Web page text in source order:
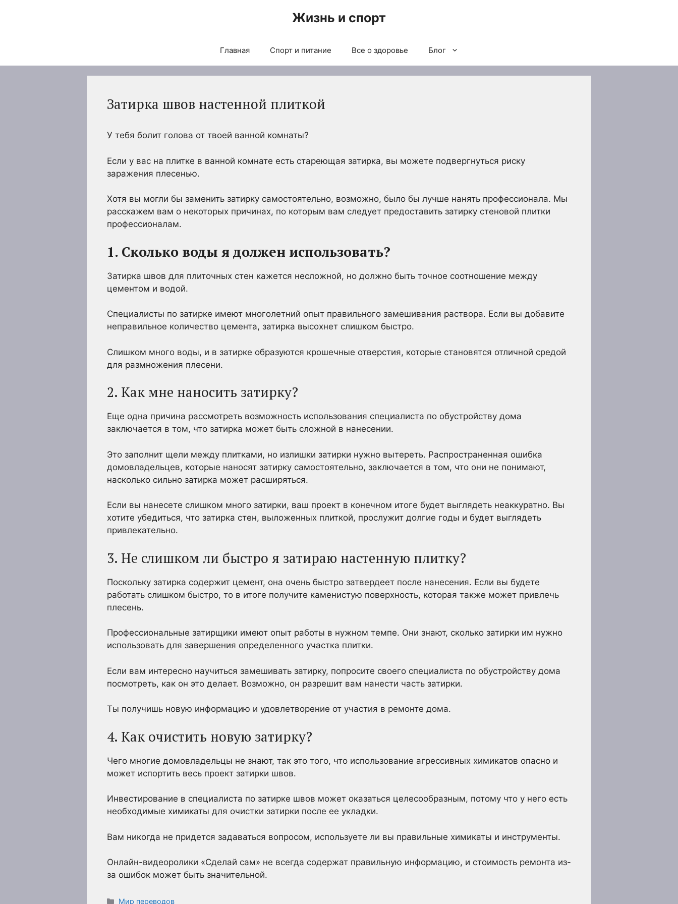
Жизнь и спорт
Главная Спорт и питание Все о здоровье Блог
Затирка швов настенной плиткой
У тебя болит голова от твоей ванной комнаты?
Если у вас на плитке в ванной комнате есть стареющая затирка, вы можете подвергнуться риску
заражения плесенью.
Хотя вы могли бы заменить затирку самостоятельно, возможно, было бы лучше нанять профессионала. Мы
расскажем вам о некоторых причинах, по которым вам следует предоставить затирку стеновой плитки
профессионалам.
1. Сколько воды я должен использовать?
Затирка швов для плиточных стен кажется несложной, но должно быть точное соотношение между
цементом и водой.
Специалисты по затирке имеют многолетний опыт правильного замешивания раствора. Если вы добавите
неправильное количество цемента, затирка высохнет слишком быстро.
Слишком много воды, и в затирке образуются крошечные отверстия, которые становятся отличной средой
для размножения плесени.
2. Как мне наносить затирку?
Еще одна причина рассмотреть возможность использования специалиста по обустройству дома
заключается в том, что затирка может быть сложной в нанесении.
Это заполнит щели между плитками, но излишки затирки нужно вытереть. Распространенная ошибка
домовладельцев, которые наносят затирку самостоятельно, заключается в том, что они не понимают,
насколько сильно затирка может расширяться.
Если вы нанесете слишком много затирки, ваш проект в конечном итоге будет выглядеть неаккуратно. Вы
хотите убедиться, что затирка стен, выложенных плиткой, прослужит долгие годы и будет выглядеть
привлекательно.
3. Не слишком ли быстро я затираю настенную плитку?
Поскольку затирка содержит цемент, она очень быстро затвердеет после нанесения. Если вы будете
работать слишком быстро, то в итоге получите каменистую поверхность, которая также может привлечь
плесень.
Профессиональные затирщики имеют опыт работы в нужном темпе. Они знают, сколько затирки им нужно
использовать для завершения определенного участка плитки.
Если вам интересно научиться замешивать затирку, попросите своего специалиста по обустройству дома
посмотреть, как он это делает. Возможно, он разрешит вам нанести часть затирки.
Ты получишь новую информацию и удовлетворение от участия в ремонте дома.
4. Как очистить новую затирку?
Чего многие домовладельцы не знают, так это того, что использование агрессивных химикатов опасно и
может испортить весь проект затирки швов.
Инвестирование в специалиста по затирке швов может оказаться целесообразным, потому что у него есть
необходимые химикаты для очистки затирки после ее укладки.
Вам никогда не придется задаваться вопросом, используете ли вы правильные химикаты и инструменты.
Онлайн-видеоролики «Сделай сам» не всегда содержат правильную информацию, и стоимость ремонта из-
за ошибок может быть значительной.
Рубрики
Мир переводов